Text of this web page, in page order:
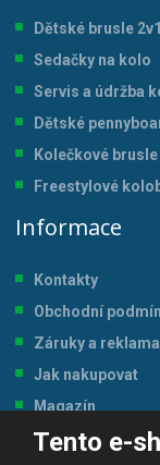
Tento e-
Dětské brusle 2v1
Sedačky na kolo
Servis a údržba
Dětské
Kolečkové brusle
Freestylové
Informace
Kontakty
Obchodní
Záruky a
Jak nakupovat
Magazín
Tabulka velikostí